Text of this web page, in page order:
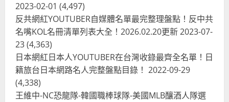
2023-02-01 (4,497)
反共網紅YOUTUBER自媒體名單最完整理盤點！反中共
名嘴KOL名冊清單列表大全！2026.02.20更新2023-07-
23(4,363)
日本網紅日本人YOUTUBER在台灣收錄最齊全名單！日
籍旅台日本網路名人完整盤點目錄！ 2022-09-29
(4,338)
王維中-NC恐龍隊-韓國職棒球隊-美國MLB釀酒人隊選
2
奧地利人愛喝珍奶、波霸奶茶奧地利
愛瘋、珍珠奶茶門市顧客大排長龍